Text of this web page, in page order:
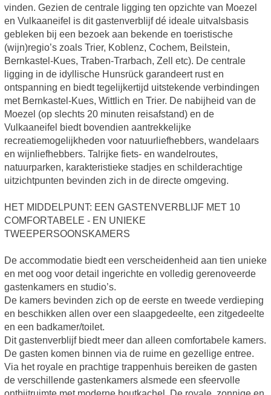
vinden. Gezien de centrale ligging ten opzichte van Moezel
en Vulkaaneifel is dit gastenverblijf dé ideale uitvalsbasis
gebleken bij een bezoek aan bekende en toeristische
(wijn)regio’s zoals Trier, Koblenz, Cochem, Beilstein,
Bernkastel-Kues, Traben-Trarbach, Zell etc). De centrale
ligging in de idyllische Hunsrück garandeert rust en
ontspanning en biedt tegelijkertijd uitstekende verbindingen
met Bernkastel-Kues, Wittlich en Trier. De nabijheid van de
Moezel (op slechts 20 minuten reisafstand) en de
Vulkaaneifel biedt bovendien aantrekkelijke
recreatiemogelijkheden voor natuurliefhebbers, wandelaars
en wijnliefhebbers. Talrijke fiets- en wandelroutes,
natuurparken, karakteristieke stadjes en schilderachtige
uitzichtpunten bevinden zich in de directe omgeving.
HET MIDDELPUNT: EEN GASTENVERBLIJF MET 10
COMFORTABELE - EN UNIEKE
TWEEPERSOONSKAMERS
De accommodatie biedt een verscheidenheid aan tien unieke
en met oog voor detail ingerichte en volledig gerenoveerde
gastenkamers en studio’s.
De kamers bevinden zich op de eerste en tweede verdieping
en beschikken allen over een slaapgedeelte, een zitgedeelte
en een badkamer/toilet.
Dit gastenverblijf biedt meer dan alleen comfortabele kamers.
De gasten komen binnen via de ruime en gezellige entree.
Via het royale en prachtige trappenhuis bereiken de gasten
de verschillende gastenkamers alsmede een sfeervolle